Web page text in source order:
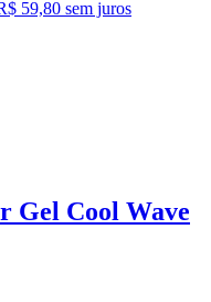
59,80 sem juros
Gel Cool Wave